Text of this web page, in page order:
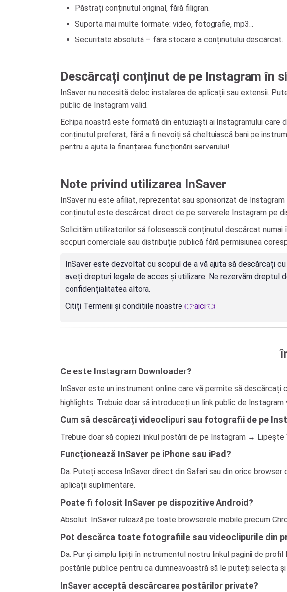
Păstrați conținutul original, fără filigran.
Suporta mai multe formate: video, fotografie, mp3...
Securitate absolută – fără stocare a conținutului descărcat.
Descărcați conținut de pe Instagram în
InSaver nu necesită deloc instalarea de aplicații sau extensii.
public de Instagram valid.
Echipa noastră este formată din entuziaști ai Instagramului
conținutul preferat, fără a fi nevoiți să cheltuiască bani pe
pentru a ajuta la finanțarea funcționării serverului!
Note privind utilizarea InSaver
InSaver nu este afiliat, reprezentat sau sponsorizat de
conținutul este descărcat direct de pe serverele Instagram pe
Solicităm utilizatorilor să folosească conținutul descărcat numai
scopuri comerciale sau distribuție publică fără permisiunea
InSaver este dezvoltat cu scopul de a vă ajuta să descărcați
aveți drepturi legale de acces și utilizare. Ne rezervăm dreptul
confidențialitatea altora.
Citiți Termenii și condițiile noastre 👉aici👈
Ce este Instagram Downloader?
InSaver este un instrument online care vă permite să
highlights. Trebuie doar să introduceți un link public de
Cum să descărcați videoclipuri sau fotografii de pe
Trebuie doar să copiezi linkul postării de pe Instagram →
Funcționează InSaver pe iPhone sau iPad?
Da. Puteți accesa InSaver direct din Safari sau din orice
aplicații suplimentare.
Poate fi folosit InSaver pe dispozitive Android?
Absolut. InSaver rulează pe toate browserele mobile precum
Pot descărca toate fotografiile sau videoclipurile din
Da. Pur și simplu lipiți în instrumentul nostru linkul paginii de
postările publice pentru ca dumneavoastră să le puteți selecta și
InSaver acceptă descărcarea postărilor private?